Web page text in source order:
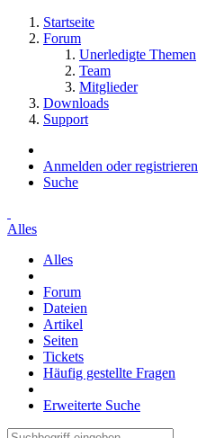
Startseite
Forum
Unerledigte Themen
Team
Mitglieder
Downloads
Support
Anmelden oder registrieren
Suche
Alles
Alles
Forum
Dateien
Artikel
Seiten
Tickets
Häufig gestellte Fragen
Erweiterte Suche